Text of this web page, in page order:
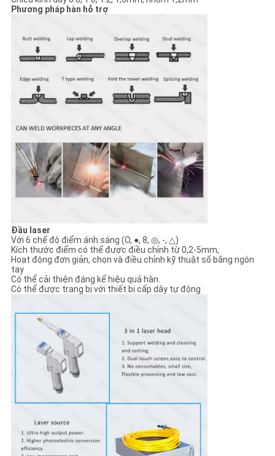
Phương pháp hàn hỗ trợ
Đầu laser
Với 6 chế độ điểm ánh sáng (O, ●, 8, ◎, -, △)
Kích thước điểm có thể được điều chỉnh từ 0,2-5mm,
Hoạt động đơn giản, chọn và điều chỉnh kỹ thuật số bằng ngón
tay
Có thể cải thiện đáng kể hiệu quả hàn.
Có thể được trang bị với thiết bị cấp dây tự động